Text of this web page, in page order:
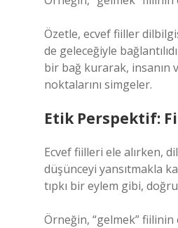
Özetle, ecvef fiiller
de geleceğiyle
bir bağ kurarak, insanın
noktalarını simgeler.
Etik Perspektif:
Ecvef fiilleri ele alırken,
düşünceyi yansıtmakla
tıpkı bir eylem gibi, doğru
Örneğin, “gelmek” fiilinin